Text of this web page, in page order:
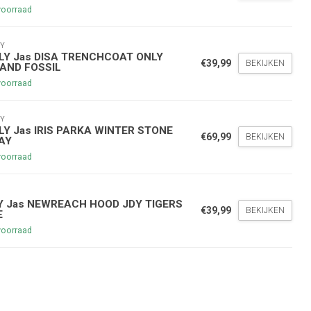
Jas DISA TRENCHCOAT ONLY
FOSSIL
€39,99 BEKIJKEN
Jas IRIS PARKA WINTER STONE
€69,99 BEKIJKEN
Jas NEWREACH HOOD JDY TIGERS
€39,99 BEKIJKEN
bestelling
te blijven over onze
op je volgende aankoop!
van €45,00